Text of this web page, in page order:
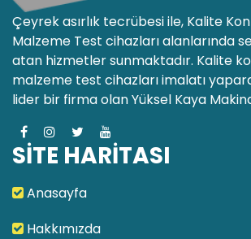
Çeyrek asırlık tecrübesi ile, Kalite
Malzeme Test cihazları alanlarında
atan hizmetler sunmaktadır. Kalite
malzeme test cihazları imalatı
lider bir firma olan Yüksel Kaya
SİTE HARİTASI
Anasayfa
Hakkımızda